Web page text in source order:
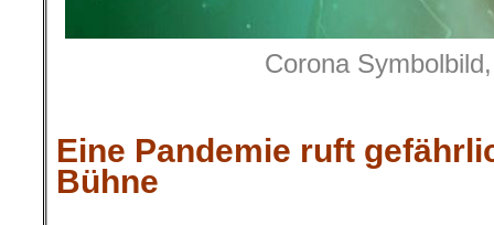
Corona
Eine Pandemie ruft
Bühne